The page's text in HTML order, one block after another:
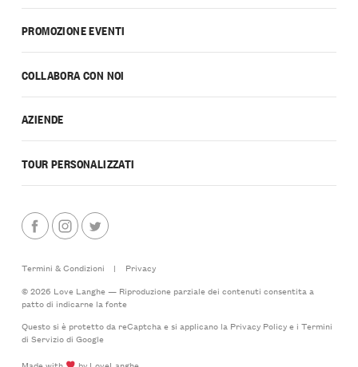
PROMOZIONE EVENTI
COLLABORA CON NOI
AZIENDE
TOUR PERSONALIZZATI
Termini & Condizioni |
Privacy
© 2026 Love Langhe — Riproduzione parziale dei contenuti consentita a
patto di indicarne la fonte
Questo si è protetto da reCaptcha e si applicano la Privacy Policye i Termini
di Serviziodi Google